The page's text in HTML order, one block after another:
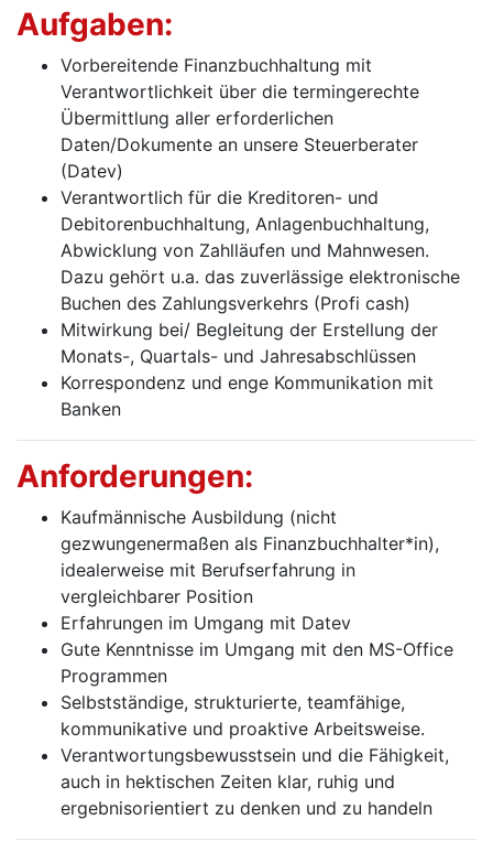
Aufgaben:
Vorbereitende Finanzbuchhaltung mit
Verantwortlichkeit über die termingerechte
Übermittlung aller erforderlichen
Daten/Dokumente an unsere Steuerberater
(Datev)
Verantwortlich für die Kreditoren- und
Debitorenbuchhaltung, Anlagenbuchhaltung,
Abwicklung von Zahlläufen und Mahnwesen.
Dazu gehört u.a. das zuverlässige elektronische
Buchen des Zahlungsverkehrs (Profi cash)
Mitwirkung bei/ Begleitung der Erstellung der
Monats-, Quartals- und Jahresabschlüssen
Korrespondenz und enge Kommunikation mit
Banken
Anforderungen:
Kaufmännische Ausbildung (nicht
gezwungenermaßen als Finanzbuchhalter*in),
idealerweise mit Berufserfahrung in
vergleichbarer Position
Erfahrungen im Umgang mit Datev
Gute Kenntnisse im Umgang mit den MS-Office
Programmen
Selbstständige, strukturierte, teamfähige,
kommunikative und proaktive Arbeitsweise.
Verantwortungsbewusstsein und die Fähigkeit,
auch in hektischen Zeiten klar, ruhig und
ergebnisorientiert zu denken und zu handeln